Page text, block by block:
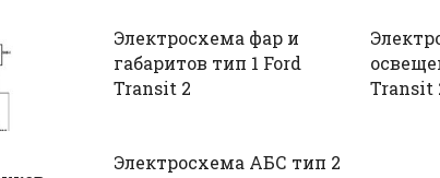
Электросхема фар и
габаритов тип 1 Ford
Transit 2
Transit
Электросхема АБС тип 2